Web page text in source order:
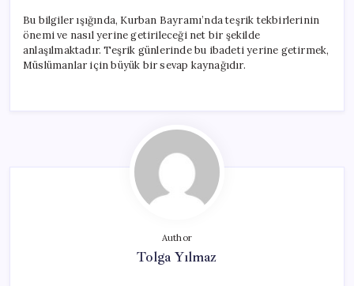
Bu bilgiler ışığında, Kurban Bayramı’nda teşrik tekbirlerinin
önemi ve nasıl yerine getirileceği net bir şekilde
anlaşılmaktadır. Teşrik günlerinde bu ibadeti yerine getirmek,
Müslümanlar için büyük bir sevap kaynağıdır.
Author
Tolga Yılmaz